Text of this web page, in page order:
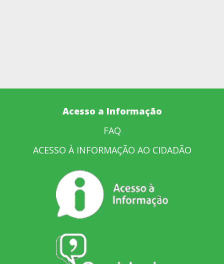
Acesso a Informação
FAQ
ACESSO À INFORMAÇÃO AO CIDADÃO